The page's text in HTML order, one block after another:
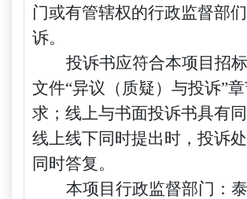
门或有管辖权的行政监督部
诉。
投诉书应符合本项目招标
文件“异议（质疑）与投诉”
求；线上与书面投诉书具有同
线上线下同时提出时，投诉
同时答复。
本项目行政监督部门：